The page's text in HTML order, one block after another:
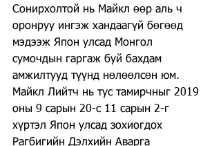
Сонирхолтой нь Майкл өөр аль ч
оронруу ингэж хандаагүй бөгөөд
мэдээж Япон улсад Монгол
сумочдын гаргаж буй бахдам
амжилтууд түүнд нөлөөлсөн юм.
Майкл Лийтч нь тус тамирчныг 2019
оны 9 сарын 20-с 11 сарын 2-г
хүртэл Япон улсад зохиогдох
Рагбигийн Дэлхийн Аварга